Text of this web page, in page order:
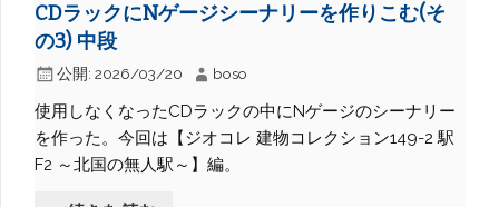
CDラックにNゲージシーナリーを作りこむ(そ
の3) 中段
公開: 2026/03/20 boso
使用しなくなったCDラックの中にNゲージのシーナリー
を作った。今回は【ジオコレ 建物コレクション149-2 駅
F2 ～北国の無人駅～】編。